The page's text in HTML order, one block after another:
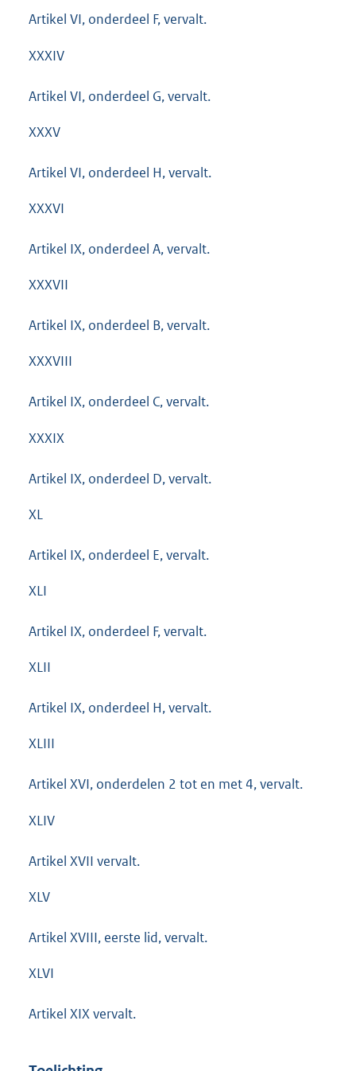
Artikel VI, onderdeel F, vervalt.
XXXIV
Artikel VI, onderdeel G, vervalt.
XXXV
Artikel VI, onderdeel H, vervalt.
XXXVI
Artikel IX, onderdeel A, vervalt.
XXXVII
Artikel IX, onderdeel B, vervalt.
XXXVIII
Artikel IX, onderdeel C, vervalt.
XXXIX
Artikel IX, onderdeel D, vervalt.
XL
Artikel IX, onderdeel E, vervalt.
XLI
Artikel IX, onderdeel F, vervalt.
XLII
Artikel IX, onderdeel H, vervalt.
XLIII
Artikel XVI, onderdelen 2 tot en met 4, vervalt.
XLIV
Artikel XVII vervalt.
XLV
Artikel XVIII, eerste lid, vervalt.
XLVI
Artikel XIX vervalt.